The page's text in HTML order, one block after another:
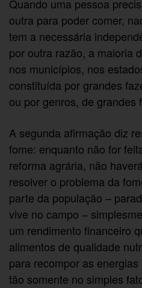
Quando uma pessoa
outra para poder comer,
tem a necessária
por outra razão, a maioria
nos municípios, nos
constituída por grandes
ou por genros, de grandes
A segunda afirmação diz
fome: enquanto não for
reforma agrária, não
resolver o problema da
parte da população –
vive no campo –
um rendimento financeiro
alimentos de qualidade
para recompor as
tão somente no simples